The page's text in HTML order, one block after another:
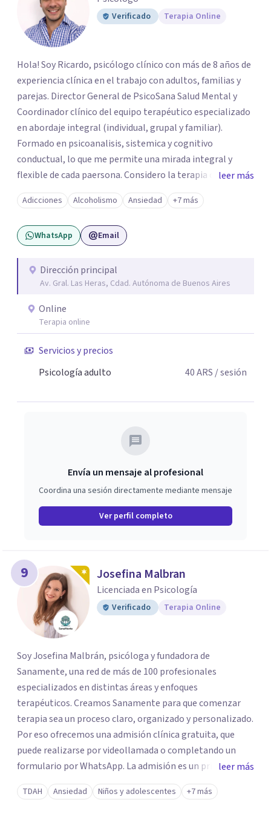
Verificado Terapia Online
Hola! Soy Ricardo, psicólogo clínico con más de 8 años de
experiencia clínica en el trabajo con adultos, familias y
parejas. Director General de PsicoSana Salud Mental y
Coordinador clínico del equipo terapéutico especializado
en abordaje integral (individual, grupal y familiar).
Formado en psicoanalisis, sistemica y cognitivo
conductual, lo que me permite una mirada integral y
flexible de cada paersona. Considero la terapia como un
espacio de escucha, construcción y transformación,
adpatando el contexto de cada persona para ayudarla de
la mejor manera posible.
leer más
Adicciones Alcoholismo Ansiedad +7 más
WhatsApp Email
Dirección principal
Av. Gral. Las Heras, Cdad. Autónoma de Buenos Aires
Online
Terapia online
Servicios y precios
Psicología adulto
40ARS / sesión
Envía un mensaje al profesional
Coordina una sesión directamente mediante mensaje
Ver perfil completo
9 Josefina Malbran
Licenciada en Psicología
Verificado Terapia Online
Soy Josefina Malbrán, psicóloga y fundadora de
Sanamente, una red de más de 100 profesionales
especializados en distintas áreas y enfoques
terapéuticos. Creamos Sanamente para que comenzar
terapia sea un proceso claro, organizado y personalizado.
Por eso ofrecemos una admisión clínica gratuita, que
puede realizarse por videollamada o completando un
formulario por WhatsApp. La admisión es un primer
espacio de orientación profesional donde escuchamos tu
motivo de consulta y evaluamos qué terapeuta es el más
leer más
TDAH Ansiedad Niños y adolescentes +7 más